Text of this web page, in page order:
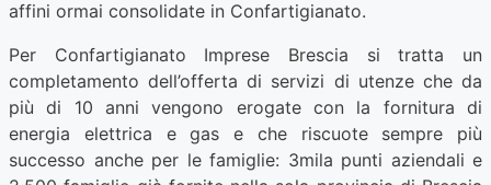
affini ormai consolidate in Confartigianato.
Per Confartigianato Imprese Brescia si tratta un
completamento dell’offerta di servizi di utenze che da
più di 10 anni vengono erogate con la fornitura di
energia elettrica e gas e che riscuote sempre più
successo anche per le famiglie: 3mila punti aziendali e